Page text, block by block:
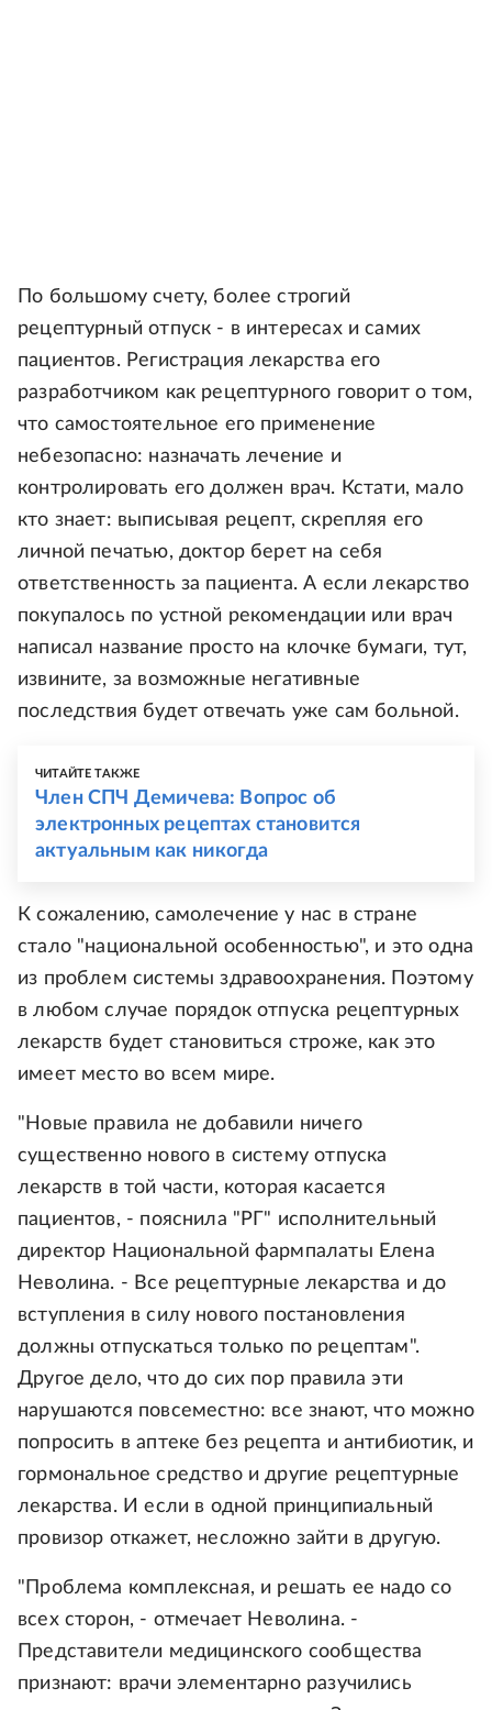
По большому счету, более строгий
рецептурный отпуск - в интересах и самих
пациентов. Регистрация лекарства его
разработчиком как рецептурного говорит о том,
что самостоятельное его применение
небезопасно: назначать лечение и
контролировать его должен врач. Кстати, мало
кто знает: выписывая рецепт, скрепляя его
личной печатью, доктор берет на себя
ответственность за пациента. А если лекарство
покупалось по устной рекомендации или врач
написал название просто на клочке бумаги, тут,
извините, за возможные негативные
последствия будет отвечать уже сам больной.
ЧИТАЙТЕ ТАКЖЕ
Член СПЧ Демичева: Вопрос об
электронных рецептах становится
актуальным как никогда
К сожалению, самолечение у нас в стране
стало "национальной особенностью", и это одна
из проблем системы здравоохранения. Поэтому
в любом случае порядок отпуска рецептурных
лекарств будет становиться строже, как это
имеет место во всем мире.
"Новые правила не добавили ничего
существенно нового в систему отпуска
лекарств в той части, которая касается
пациентов, - пояснила "РГ" исполнительный
директор Национальной фармпалаты Елена
Неволина. - Все рецептурные лекарства и до
вступления в силу нового постановления
должны отпускаться только по рецептам".
Другое дело, что до сих пор правила эти
нарушаются повсеместно: все знают, что можно
попросить в аптеке без рецепта и антибиотик, и
гормональное средство и другие рецептурные
лекарства. И если в одной принципиальный
провизор откажет, несложно зайти в другую.
"Проблема комплексная, и решать ее надо со
всех сторон, - отмечает Неволина. -
Представители медицинского сообщества
признают: врачи элементарно разучились